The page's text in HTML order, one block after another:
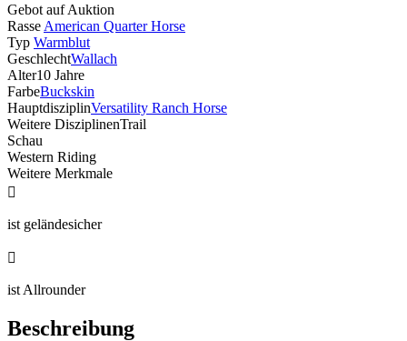
Gebot auf Auktion
Rasse American Quarter Horse
Typ Warmblut
GeschlechtWallach
Alter10 Jahre
FarbeBuckskin
HauptdisziplinVersatility Ranch Horse
Weitere DisziplinenTrail
Schau
Western Riding
Weitere Merkmale

ist geländesicher

ist Allrounder
Beschreibung